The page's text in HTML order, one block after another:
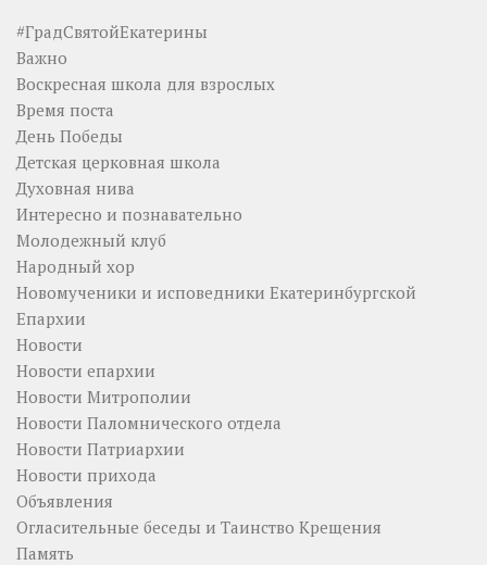
#ГрадСвятойЕкатерины
Важно
Воскресная школа для взрослых
Время поста
День Победы
Детская церковная школа
Духовная нива
Интересно и познавательно
Молодежный клуб
Народный хор
Новомученики и исповедники Екатеринбургской
Епархии
Новости
Новости епархии
Новости Митрополии
Новости Паломнического отдела
Новости Патриархии
Новости прихода
Объявления
Огласительные беседы и Таинство Крещения
Память